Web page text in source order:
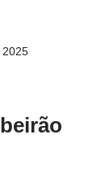
2025